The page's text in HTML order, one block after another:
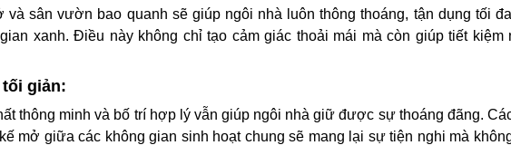
sân vườn bao quanh sẽ giúp ngôi nhà luôn thông thoáng, tận dụng tối
xanh. Điều này không chỉ tạo cảm giác thoải mái mà còn giúp tiết kiệm
giản:
thông minh và bố trí hợp lý vẫn giúp ngôi nhà giữ được sự thoáng đãng.
mở giữa các không gian sinh hoạt chung sẽ mang lại sự tiện nghi mà